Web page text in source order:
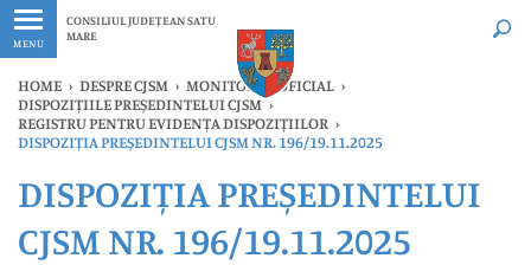
MENU
CONSILIUL JUDEȚEAN SATU
MARE
Ultimele
HOME › DESPRE CJSM › MONITORUL OFICIAL ›
DISPOZIȚIILE PREȘEDINTELUI CJSM ›
REGISTRU PENTRU EVIDENȚA DISPOZIȚIILOR ›
DISPOZIȚIA PREȘEDINTELUI CJSM NR. 196/19.11.2025
DISPOZIȚIA PREȘEDINTELUI
CJSM NR. 196/19.11.2025